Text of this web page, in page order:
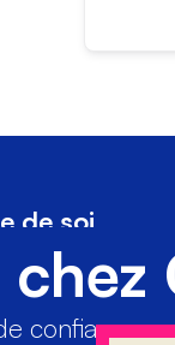
de soi
confiance